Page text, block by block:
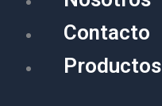
Contacto
Productos